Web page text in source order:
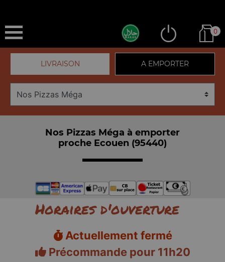
0
LIVRAISON A EMPORTER
Nos Pizzas Méga à emporter
proche Ecouen (95440)
Horaires d'ouverture
Actuellement fermé
Précommande pour 11h20